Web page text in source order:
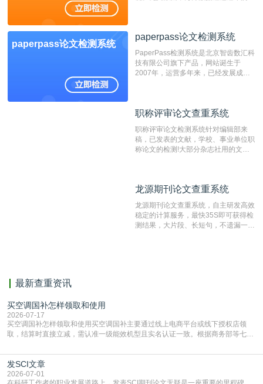
非。其次，相对于知网而言，万方检测
重的推荐系统。
paperpass论文检测系统
paperpass论文检测系统
PaperPass检测系统是北京智齿数汇科
技有限公司旗下产品，网站诞生于
2007年，运营多年来，已经发展成为
检测速度快、精度高，市场反映良好。
职称评审论文查重系统
职称评审论文检测系统针对编辑部来
稿，已发表的文献，学校、事业单位职
称论文的检测!大部分杂志社用的文献
编辑部检测来稿和已发表的文献,检测
测时注意填写第一作者,才能排除已发
表文献复制比。（限制字符数1万）
龙源期刊论文查重系统
龙源期刊论文查重系统，自主研发高效
稳定的计算服务，最快35S即可获得检
测结果，大片段、长短句，不遗漏一处
最新查重资讯
买空调国补怎样领取和使用
2026-07-17
买空调国补怎样领取和使用买空调国补主要通过线上电商平台或线下授权店领
取，结算时直接立减‌，需认准一级能效机型且实名认证一致。根据商务部等七部
能领到补贴首选‌京东APP‌搜索专属口令(如【家电补贴1637】、【国补立省
4949】等，口令会随活动更新，以页面显示为准)进入补贴专场。淘宝/天猫也可
复制粘贴【8$FKFGgJq
发SCI文章
2026-07-01